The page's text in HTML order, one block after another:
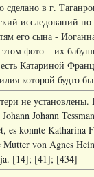
сделано в г.
исследований
его сына -
фото – их
Катариной
которой будто
не
Johann
es konnte
von Agnes
[14]; [41]; [434]